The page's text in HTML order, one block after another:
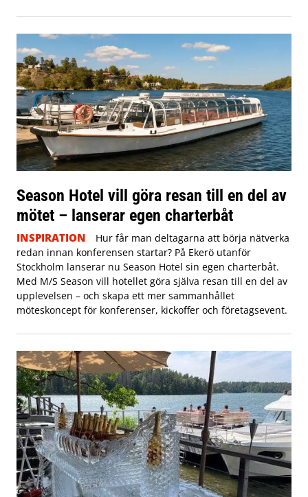
Season Hotel vill göra resan till en del av
mötet – lanserar egen charterbåt
INSPIRATION
Hur får man deltagarna att börja nätverka
redan innan konferensen startar? På Ekerö utanför
Stockholm lanserar nu Season Hotel sin egen charterbåt.
Med M/S Season vill hotellet göra själva resan till en del av
upplevelsen – och skapa ett mer sammanhållet
möteskoncept för konferenser, kickoffer och företagsevent.